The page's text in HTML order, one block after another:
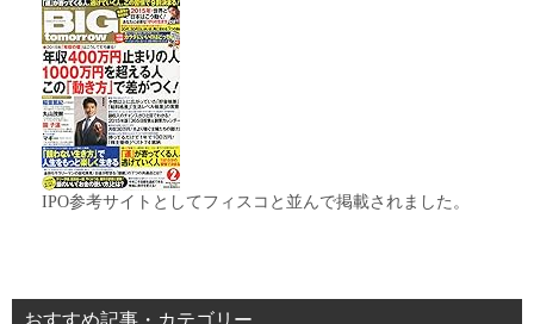
IPO参考サイトとしてフィスコと並んで掲載されました。